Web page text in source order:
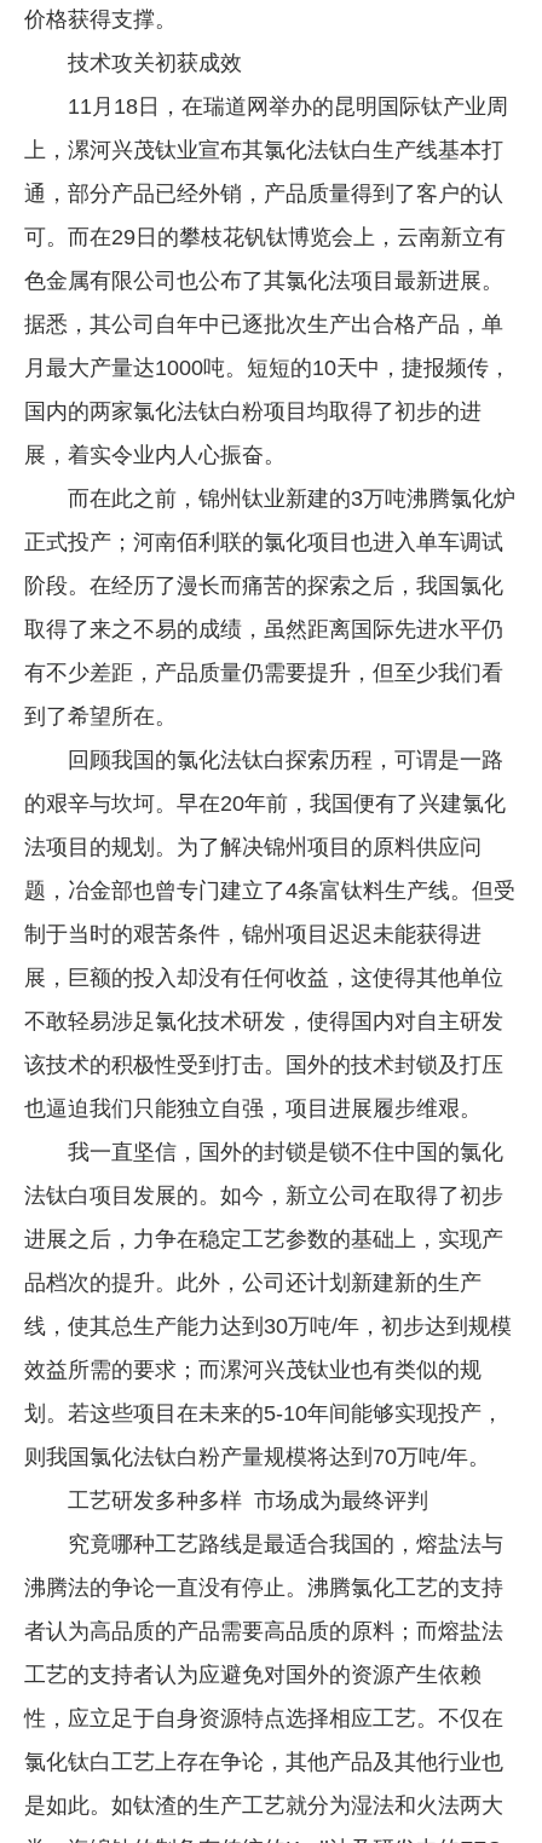
价格获得支撑。
技术攻关初获成效
11月18日，在瑞道网举办的昆明国际钛产业周
上，漯河兴茂钛业宣布其氯化法钛白生产线基本打
通，部分产品已经外销，产品质量得到了客户的认
可。而在29日的攀枝花钒钛博览会上，云南新立有
色金属有限公司也公布了其氯化法项目最新进展。
据悉，其公司自年中已逐批次生产出合格产品，单
月最大产量达1000吨。短短的10天中，捷报频传，
国内的两家氯化法钛白粉项目均取得了初步的进
展，着实令业内人心振奋。
而在此之前，锦州钛业新建的3万吨沸腾氯化炉
正式投产；河南佰利联的氯化项目也进入单车调试
阶段。在经历了漫长而痛苦的探索之后，我国氯化
取得了来之不易的成绩，虽然距离国际先进水平仍
有不少差距，产品质量仍需要提升，但至少我们看
到了希望所在。
回顾我国的氯化法钛白探索历程，可谓是一路
的艰辛与坎坷。早在20年前，我国便有了兴建氯化
法项目的规划。为了解决锦州项目的原料供应问
题，冶金部也曾专门建立了4条富钛料生产线。但受
制于当时的艰苦条件，锦州项目迟迟未能获得进
展，巨额的投入却没有任何收益，这使得其他单位
不敢轻易涉足氯化技术研发，使得国内对自主研发
该技术的积极性受到打击。国外的技术封锁及打压
也逼迫我们只能独立自强，项目进展履步维艰。
我一直坚信，国外的封锁是锁不住中国的氯化
法钛白项目发展的。如今，新立公司在取得了初步
进展之后，力争在稳定工艺参数的基础上，实现产
品档次的提升。此外，公司还计划新建新的生产
线，使其总生产能力达到30万吨/年，初步达到规模
效益所需的要求；而漯河兴茂钛业也有类似的规
划。若这些项目在未来的5-10年间能够实现投产，
则我国氯化法钛白粉产量规模将达到70万吨/年。
工艺研发多种多样 市场成为最终评判
究竟哪种工艺路线是最适合我国的，熔盐法与
沸腾法的争论一直没有停止。沸腾氯化工艺的支持
者认为高品质的产品需要高品质的原料；而熔盐法
工艺的支持者认为应避免对国外的资源产生依赖
性，应立足于自身资源特点选择相应工艺。不仅在
氯化钛白工艺上存在争论，其他产品及其他行业也
是如此。如钛渣的生产工艺就分为湿法和火法两大